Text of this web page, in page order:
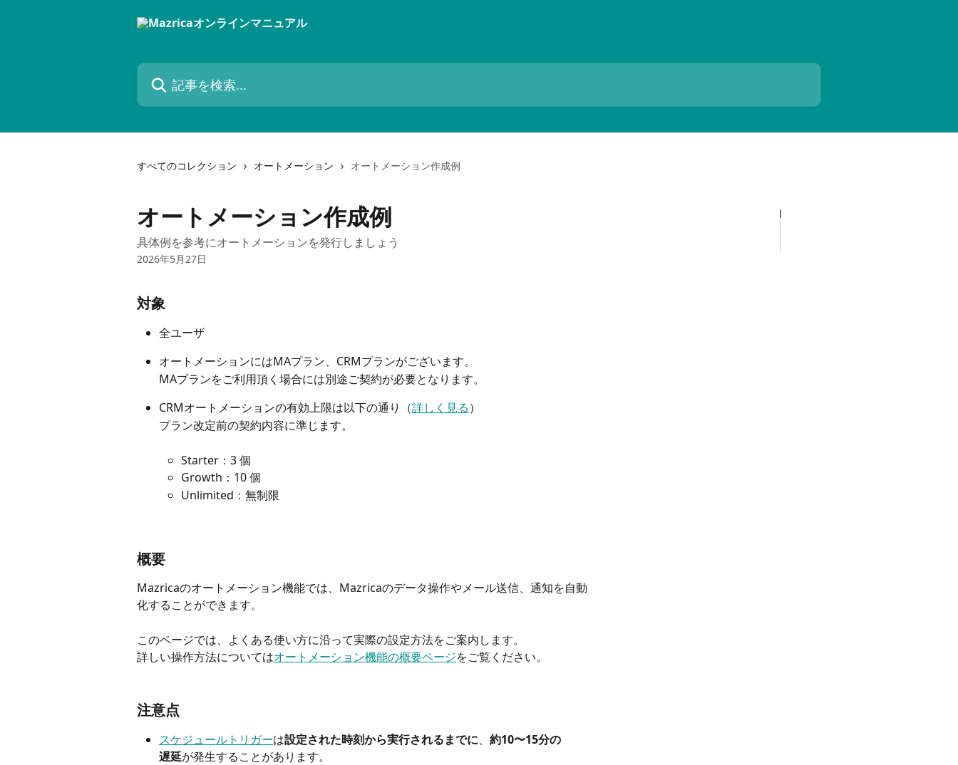
記事を検索...
すべてのコレクション オートメーション オートメーション作成例
オートメーション作成例
具体例を参考にオートメーションを発行しましょう
2026年5月27日
対象
全ユーザ
オートメーションにはMAプラン、CRMプランがございます。
MAプランをご利用頂く場合には別途ご契約が必要となります。
CRMオートメーションの有効上限は以下の通り（詳しく見る）
プラン改定前の契約内容に準じます。
Starter：3 個
Growth：10 個
Unlimited：無制限
概要
Mazricaのオートメーション機能では、Mazricaのデータ操作やメール送信、通知を自動
化することができます。
このページでは、よくある使い方に沿って実際の設定方法をご案内します。
詳しい操作方法についてはオートメーション機能の概要ページをご覧ください。
注意点
スケジュールトリガーは設定された時刻から実行されるまでに、 約10〜15分の
遅延が発生することがあります。